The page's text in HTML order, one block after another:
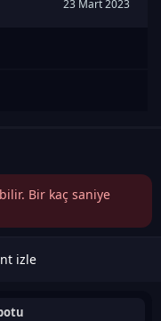
23 Mart 2023
Bir kaç saniye
izle